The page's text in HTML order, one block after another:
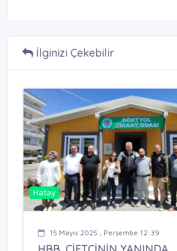
İlginizi Çekebilir
Hatay
15 Mayıs 2025 , Perşembe 12:39